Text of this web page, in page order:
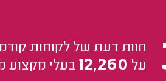
חוות דעת של לקוחות
על 12,260 בעלי מקצוע